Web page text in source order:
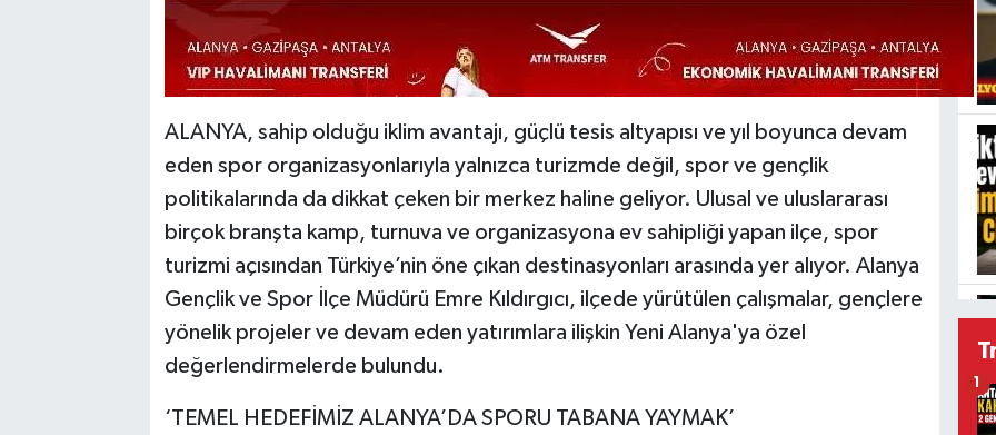
ALANYA, sahip olduğu iklim avantajı, güçlü tesis altyapısı ve yıl boyunca devam
eden spor organizasyonlarıyla yalnızca turizmde değil, spor ve gençlik
politikalarında da dikkat çeken bir merkez haline geliyor. Ulusal ve uluslararası
birçok branşta kamp, turnuva ve organizasyona ev sahipliği yapan ilçe, spor
turizmi açısından Türkiye’nin öne çıkan destinasyonları arasında yer alıyor. Alanya
Gençlik ve Spor İlçe Müdürü Emre Kıldırgıcı, ilçede yürütülen çalışmalar, gençlere
yönelik projeler ve devam eden yatırımlara ilişkin Yeni Alanya'ya özel
değerlendirmelerde bulundu.
‘TEMEL HEDEFİMİZ ALANYA’DA SPORU TABANA YAYMAK’
1